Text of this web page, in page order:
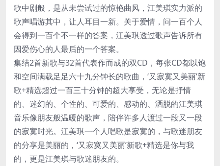
歌中剧般，是从未尝试过的惊艳曲风，江美琪实力派的
歌声唱游其中，让人耳目一新。关于爱情，问一百个人
会得到一百个不一样的答案，江美琪透过歌声告诉所有
因爱伤心的人最后的一个答案。
集结2首新歌与32首代表作而成的双CD，每张CD都以饱
和空间满载足足六十九分钟长的歌曲，‘又寂寞又美丽’新
歌+精选超过一百三十分钟的超大享受，无论是抒情
的、迷幻的、个性的、可爱的、感动的、洒脱的江美琪
音乐像朋友般温暖的歌声，陪伴许多人渡过一段又一段
的寂寞时光。江美琪一个人唱歌是寂寞的，与歌迷朋友
的分享是美丽的，‘又寂寞又美丽’新歌+精选是你与我
的，更是江美琪与歌迷朋友的。